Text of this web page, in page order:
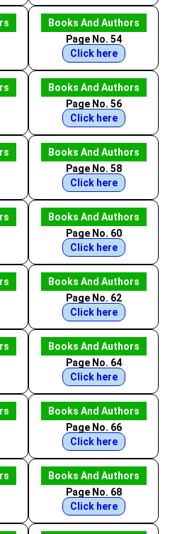
Books And Authors
Page No. 54
Click here
Books And Authors
Page No. 56
Click here
Books And Authors
Page No. 58
Click here
Books And Authors
Page No. 60
Click here
Books And Authors
Page No. 62
Click here
Books And Authors
Page No. 64
Click here
Books And Authors
Page No. 66
Click here
Books And Authors
Page No. 68
Click here